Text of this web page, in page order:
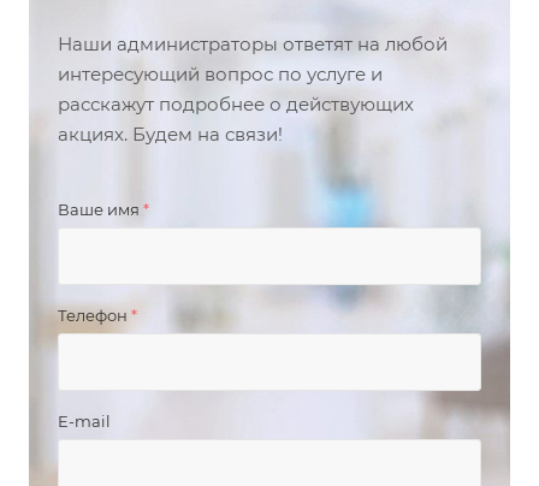
Наши администраторы ответят на любой
интересующий вопрос по услуге и
расскажут подробнее о действующих
акциях. Будем на связи!
Ваше имя *
Телефон *
E-mail